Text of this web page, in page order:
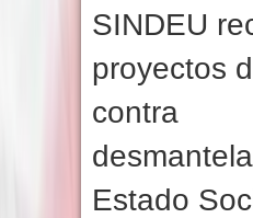
SINDEU
proyectos
contra
Estado